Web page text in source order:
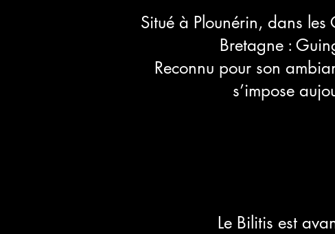
Situé à Plounérin, dans les
Bretagne :
Reconnu pour son
s’impose
Le Bilitis est